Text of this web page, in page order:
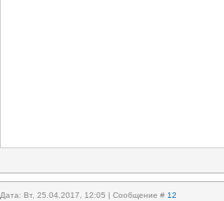
Дата: Вт, 25.04.2017, 12:05 | Сообщение # 12